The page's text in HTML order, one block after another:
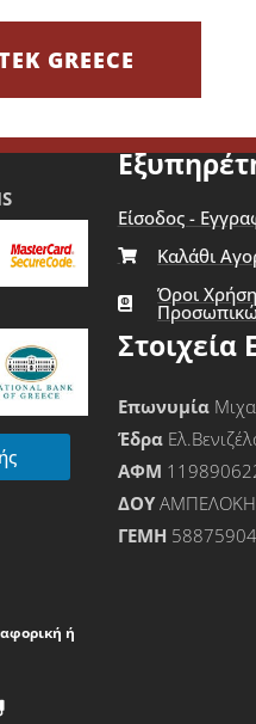
και πρατήρια
δίνουν έμφαση πάντοτε
ή
Είσοδος -
Καλάθι
Όροι
Στοιχεία
Επωνυμία
Έδρα
ΑΦΜ
ΔΟΥ
ΓΕΜΗ
GREECE